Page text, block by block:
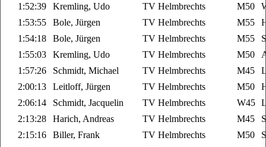
1:52:39
Kremling, Udo TV Helmbrechts M50
1:53:55
Bole, Jürgen TV Helmbrechts M55
1:54:18
Bole, Jürgen TV Helmbrechts M55
1:55:03
Kremling, Udo TV Helmbrechts M50
1:57:26
Schmidt, Michael TV Helmbrechts M45
2:00:13
Leitloff, Jürgen TV Helmbrechts M50
2:06:14
Schmidt, Jacquelin TV Helmbrechts W45
2:13:28
Harich, Andreas TV Helmbrechts M45
2:15:16
Biller, Frank TV Helmbrechts M50